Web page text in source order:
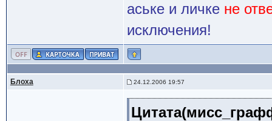
аське и личке не
исключения!
Блоха 24.12.2006 19:57